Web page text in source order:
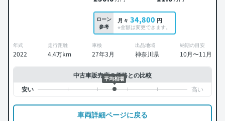
ローン
参考
月々 34,800 円
※金額は変更できます。
年式
2022
走行距離
4.4万km
車検
27年3月
出品地域
神奈川県
納期の目安
10月〜11月
中古車販売店の価格との比較
平均相場
車両詳細ページに戻る